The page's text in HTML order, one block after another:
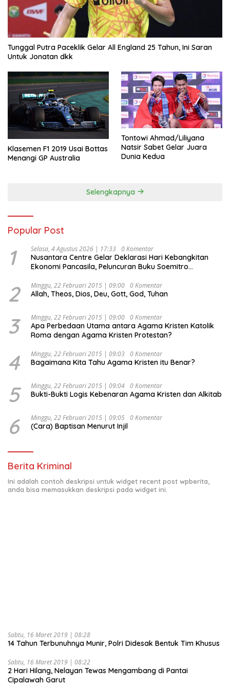
Tunggal Putra Paceklik Gelar All England 25 Tahun, Ini Saran
Untuk Jonatan dkk
Klasemen F1 2019 Usai Bottas
Menangi GP Australia
Tontowi Ahmad/Liliyana
Natsir Sabet Gelar Juara
Dunia Kedua
Selengkapnya
Popular Post
1 Selasa, 4 Agustus 2026 | 17:33 0 Komentar
Nusantara Centre Gelar Deklarasi Hari Kebangkitan
Ekonomi Pancasila, Peluncuran Buku Soemitro
Ekonomi Politik Indonesia) & Simposium Nasional
“Urgensi Undang-Undang Perekonomian Nasional dan
Indonesia Emas 2045”,
2 Minggu, 22 Februari 2015 | 09:00 0 Komentar
Allah, Theos, Dios, Deu, Gott, God, Tuhan
3 Minggu, 22 Februari 2015 | 09:00 0 Komentar
Apa Perbedaan Utama antara Agama Kristen Katolik
Roma dengan Agama Kristen Protestan?
4 Minggu, 22 Februari 2015 | 09:03 0 Komentar
Bagaimana Kita Tahu Agama Kristen itu Benar?
5 Minggu, 22 Februari 2015 | 09:04 0 Komentar
Bukti-Bukti Logis Kebenaran Agama Kristen dan Alkitab
6 Minggu, 22 Februari 2015 | 09:05 0 Komentar
(Cara) Baptisan Menurut Injil
Berita Kriminal
Ini adalah contoh deskripsi untuk widget recent post wpberita,
anda bisa memasukkan deskripsi pada widget ini.
Sabtu, 16 Maret 2019 | 08:28
14 Tahun Terbunuhnya Munir, Polri Didesak Bentuk Tim Khusus
Sabtu, 16 Maret 2019 | 08:22
2 Hari Hilang, Nelayan Tewas Mengambang di Pantai
Cipalawah Garut